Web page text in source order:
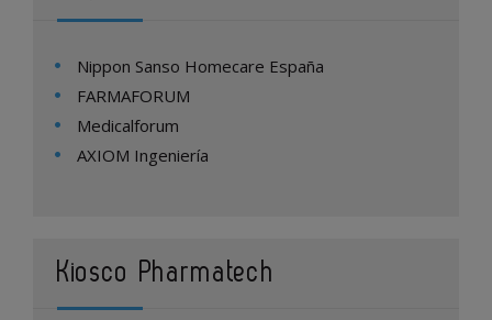
Nippon Sanso Homecare España
FARMAFORUM
Medicalforum
AXIOM Ingeniería
Kiosco Pharmatech